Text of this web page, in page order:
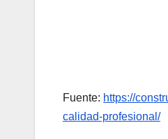
Fuente: https://
calidad-profesional/